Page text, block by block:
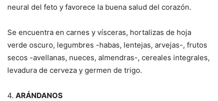
neural del feto y favorece la buena salud del corazón.
Se encuentra en carnes y vísceras, hortalizas de hoja
verde oscuro, legumbres -habas, lentejas, arvejas-, frutos
secos -avellanas, nueces, almendras-, cereales integrales,
levadura de cerveza y germen de trigo.
4. ARÁNDANOS